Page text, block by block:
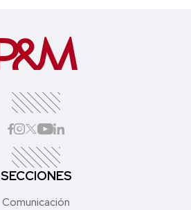
SECCIONES
Comunicación